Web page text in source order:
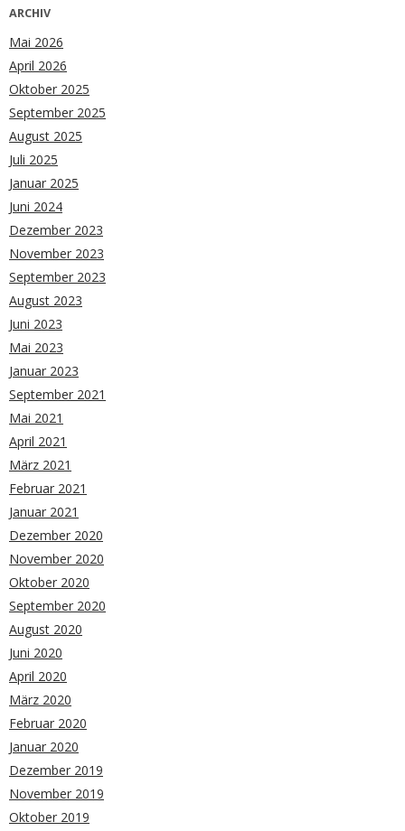
ARCHIV
Mai 2026
April 2026
Oktober 2025
September 2025
August 2025
Juli 2025
Januar 2025
Juni 2024
Dezember 2023
November 2023
September 2023
August 2023
Juni 2023
Mai 2023
Januar 2023
September 2021
Mai 2021
April 2021
März 2021
Februar 2021
Januar 2021
Dezember 2020
November 2020
Oktober 2020
September 2020
August 2020
Juni 2020
April 2020
März 2020
Februar 2020
Januar 2020
Dezember 2019
November 2019
Oktober 2019